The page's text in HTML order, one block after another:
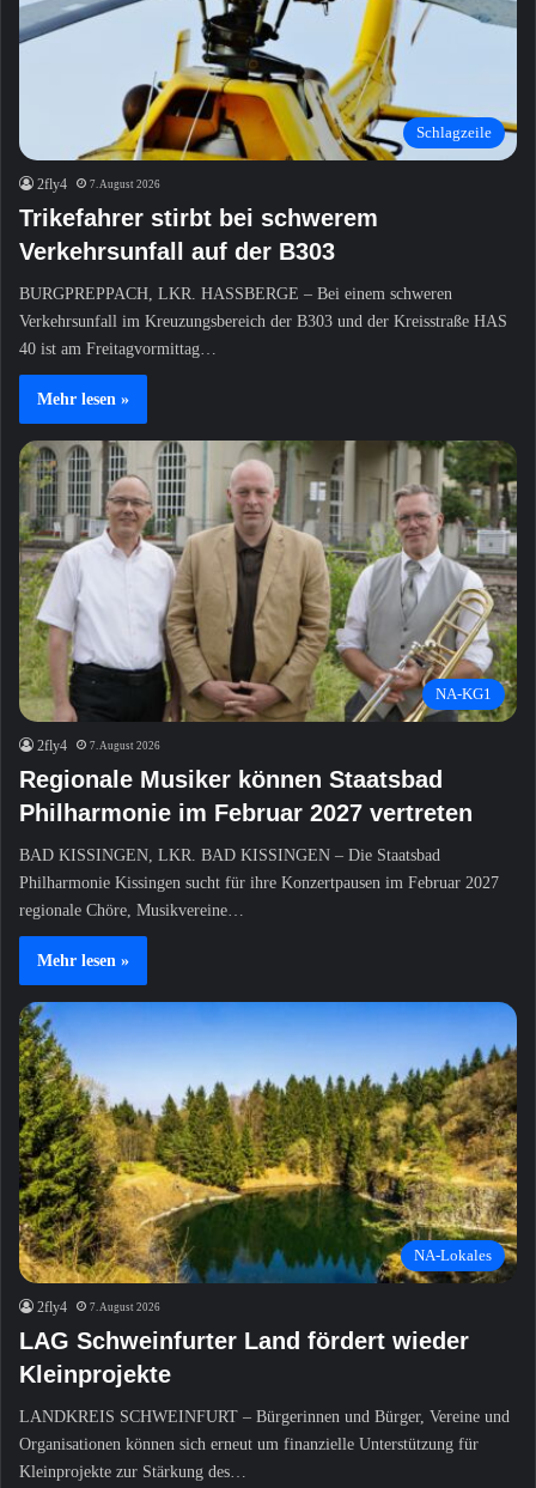
Schlagzeile
2fly4 7. August 2026
Trikefahrer stirbt bei schwerem
Verkehrsunfall auf der B303
BURGPREPPACH, LKR. HASSBERGE – Bei einem schweren
Verkehrsunfall im Kreuzungsbereich der B303 und der Kreisstraße HAS
40 ist am Freitagvormittag…
Mehr lesen »
NA-KG1
2fly4 7. August 2026
Regionale Musiker können Staatsbad
Philharmonie im Februar 2027 vertreten
BAD KISSINGEN, LKR. BAD KISSINGEN – Die Staatsbad
Philharmonie Kissingen sucht für ihre Konzertpausen im Februar 2027
regionale Chöre, Musikvereine…
Mehr lesen »
NA-Lokales
2fly4 7. August 2026
LAG Schweinfurter Land fördert wieder
Kleinprojekte
LANDKREIS SCHWEINFURT – Bürgerinnen und Bürger, Vereine und
Organisationen können sich erneut um finanzielle Unterstützung für
Kleinprojekte zur Stärkung des…